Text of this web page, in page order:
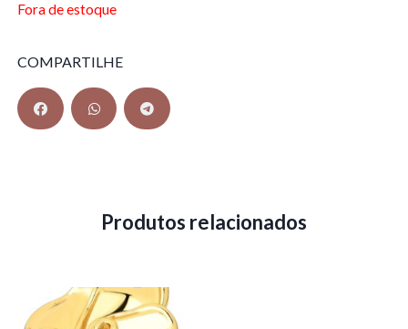
Fora de estoque
COMPARTILHE
Produtos relacionados